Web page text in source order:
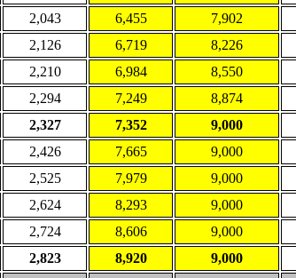
2,043 6,455 7,902
2,126 6,719 8,226
2,210 6,984 8,550
2,294 7,249 8,874
2,327 7,352 9,000
2,426 7,665 9,000
2,525 7,979 9,000
2,624 8,293 9,000
2,724 8,606 9,000
2,823 8,920 9,000